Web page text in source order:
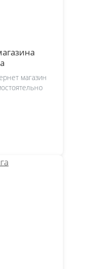
магазин